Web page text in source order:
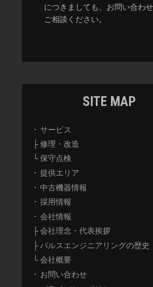
につきましても、お問い合わ
ご相談ください。
SITE MAP
サービス
├ 修理・改造
└ 保守点検
提供エリア
中古機器情報
採用情報
会社情報
├ 会社理念・代表挨拶
├ パルスエンジニアリングの歴史
└ 会社概要
お問い合わせ